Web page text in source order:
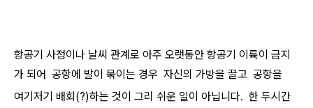
항공기 사정이나 날씨 관계로 아주 오랫동안 항공기 이륙이 금지
가 되어 공항에 발이 묶이는 경우 자신의 가방을 끌고 공항을
여기저기 배회(?)하는 것이 그리 쉬운 일이 아닙니다. 한 두시간